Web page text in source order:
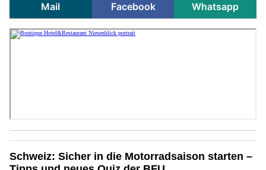
Mail
Facebook Whatsapp
Schweiz: Sicher in die Motorradsaison starten –